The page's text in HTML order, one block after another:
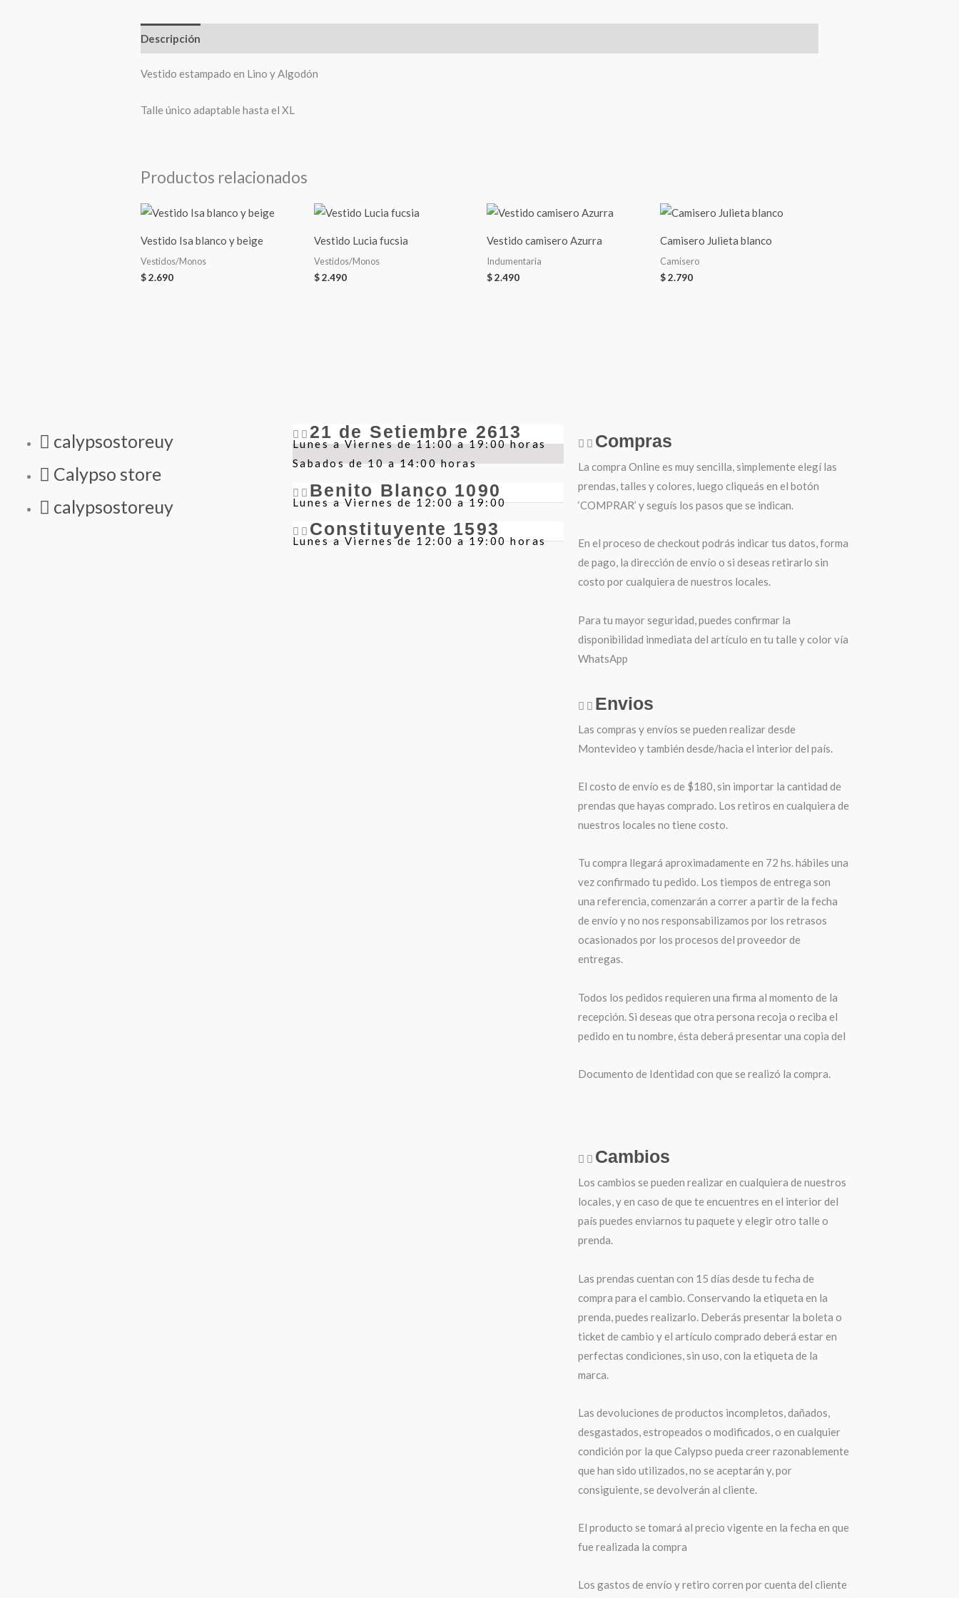
Descripción
Vestido estampado en Lino y Algodón
Talle único adaptable hasta el XL
Productos relacionados
Vestido Isa blanco y beige
Vestidos/Monos
$2.690
Vestido Lucia fucsia
Vestidos/Monos
$2.490
Vestido camisero Azurra
Indumentaria
$2.490
Camisero Julieta blanco
Camisero
$2.790
calypsostoreuy
Calypso store
calypsostoreuy
21 de Setiembre 2613
Lunes a Viernes de 11:00 a 19:00 horas
Sabados de 10 a 14:00 horas
Benito Blanco 1090
Lunes a Viernes de 12:00 a 19:00
Constituyente 1593
Lunes a Viernes de 12:00 a 19:00 horas
Compras
La compra Online es muy sencilla, simplemente elegí las
prendas, talles y colores, luego cliqueás en el botón
‘COMPRAR’ y seguís los pasos que se indican.
En el proceso de checkout podrás indicar tus datos, forma
de pago, la dirección de envío o si deseas retirarlo sin
costo por cualquiera de nuestros locales.
Para tu mayor seguridad, puedes confirmar la
disponibilidad inmediata del artículo en tu talle y color vía
WhatsApp
Envios
Las compras y envíos se pueden realizar desde
Montevideo y también desde/hacia el interior del país.
El costo de envío es de $180, sin importar la cantidad de
prendas que hayas comprado. Los retiros en cualquiera de
nuestros locales no tiene costo.
Tu compra llegará aproximadamente en 72 hs. hábiles una
vez confirmado tu pedido. Los tiempos de entrega son
una referencia, comenzarán a correr a partir de la fecha
de envío y no nos responsabilizamos por los retrasos
ocasionados por los procesos del proveedor de
entregas.
Todos los pedidos requieren una firma al momento de la
recepción. Si deseas que otra persona recoja o reciba el
pedido en tu nombre, ésta deberá presentar una copia del
Documento de Identidad con que se realizó la compra.
Cambios
Los cambios se pueden realizar en cualquiera de nuestros
locales, y en caso de que te encuentres en el interior del
país puedes enviarnos tu paquete y elegir otro talle o
prenda.
Las prendas cuentan con 15 días desde tu fecha de
compra para el cambio. Conservando la etiqueta en la
prenda, puedes realizarlo. Deberás presentar la boleta o
ticket de cambio y el artículo comprado deberá estar en
perfectas condiciones, sin uso, con la etiqueta de la
marca.
Las devoluciones de productos incompletos, dañados,
desgastados, estropeados o modificados, o en cualquier
condición por la que Calypso pueda creer razonablemente
que han sido utilizados, no se aceptarán y, por
consiguiente, se devolverán al cliente.
El producto se tomará al precio vigente en la fecha en que
fue realizada la compra
Los gastos de envío y retiro corren por cuenta del cliente